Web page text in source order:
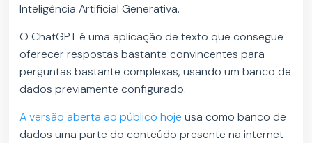
Inteligência Artificial Generativa.
O ChatGPT é uma aplicação de texto que consegue
oferecer respostas bastante convincentes para
perguntas bastante complexas, usando um banco de
dados previamente configurado.
A versão aberta ao público hoje usa como banco de
dados uma parte do conteúdo presente na internet